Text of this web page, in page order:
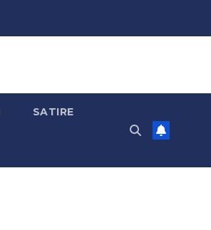
SATIRE